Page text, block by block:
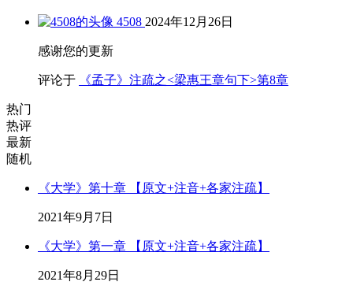
4508 2024年12月26日
感谢您的更新
评论于 《孟子》注疏之<梁惠王章句下>第8章
热门
热评
最新
随机
《大学》第十章 【原文+注音+各家注疏】
2021年9月7日
《大学》第一章 【原文+注音+各家注疏】
2021年8月29日